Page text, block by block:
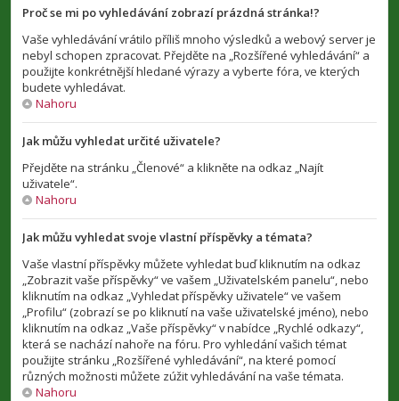
Proč se mi po vyhledávání zobrazí prázdná stránka!?
Vaše vyhledávání vrátilo příliš mnoho výsledků a webový server je
nebyl schopen zpracovat. Přejděte na „Rozšířené vyhledávání“ a
použijte konkrétnější hledané výrazy a vyberte fóra, ve kterých
budete vyhledávat.
Nahoru
Jak můžu vyhledat určité uživatele?
Přejděte na stránku „Členové“ a klikněte na odkaz „Najít
uživatele“.
Nahoru
Jak můžu vyhledat svoje vlastní příspěvky a témata?
Vaše vlastní příspěvky můžete vyhledat buď kliknutím na odkaz
„Zobrazit vaše příspěvky“ ve vašem „Uživatelském panelu“, nebo
kliknutím na odkaz „Vyhledat příspěvky uživatele“ ve vašem
„Profilu“ (zobrazí se po kliknutí na vaše uživatelské jméno), nebo
kliknutím na odkaz „Vaše příspěvky“ v nabídce „Rychlé odkazy“,
která se nachází nahoře na fóru. Pro vyhledání vašich témat
použijte stránku „Rozšířené vyhledávání“, na které pomocí
různých možnosti můžete zúžit vyhledávání na vaše témata.
Nahoru